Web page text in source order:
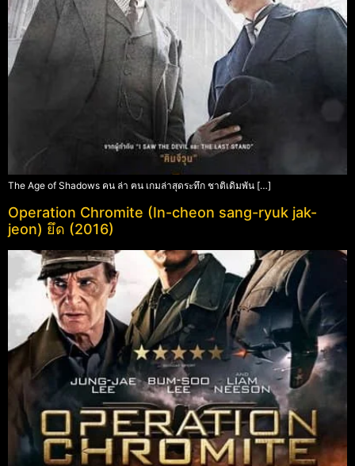
The Age of Shadows คน ล่า ฅน เกมล่าสุดระทึก ชาติเดิมพัน […]
Operation Chromite (In-cheon sang-ryuk jak-
jeon) ยึด (2016)